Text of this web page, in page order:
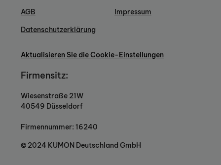
AGB
Datenschutzerklärung
Impressum
Aktualisieren Sie die Cookie-Einstellungen
Firmensitz:
Wiesenstraße 21W
40549 Düsseldorf
Firmennummer: 16240
© 2024 KUMON Deutschland GmbH